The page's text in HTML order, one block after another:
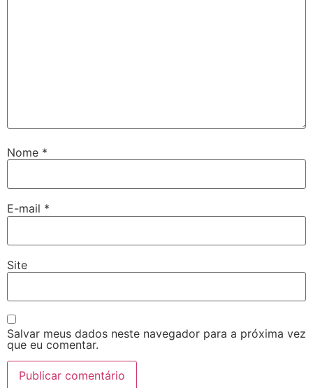
Nome *
E-mail *
Site
Salvar meus dados neste navegador para a próxima vez
que eu comentar.